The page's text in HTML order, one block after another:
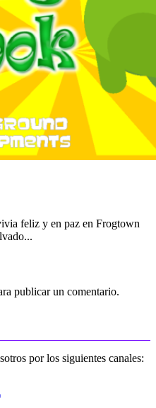
feliz y en paz en Frogtown
publicar un comentario.
por los siguientes canales: